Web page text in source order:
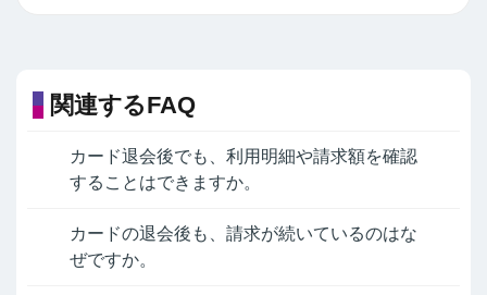
関連するFAQ
カード退会後でも、利用明細や請求額を確認
することはできますか。
カードの退会後も、請求が続いているのはな
ぜですか。